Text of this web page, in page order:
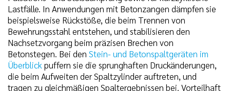
Lastfälle. In Anwendungen mit Betonzangen dämpfen sie
beispielsweise Rückstöße, die beim Trennen von
Bewehrungsstahl entstehen, und stabilisieren den
Nachsetzvorgang beim präzisen Brechen von
Betonstegen. Bei den Stein- und Betonspaltgeräten im
Überblick puffern sie die sprunghaften Druckänderungen,
die beim Aufweiten der Spaltzylinder auftreten, und
tragen zu gleichmäßigen Spaltergebnissen bei. Vorteilhaft